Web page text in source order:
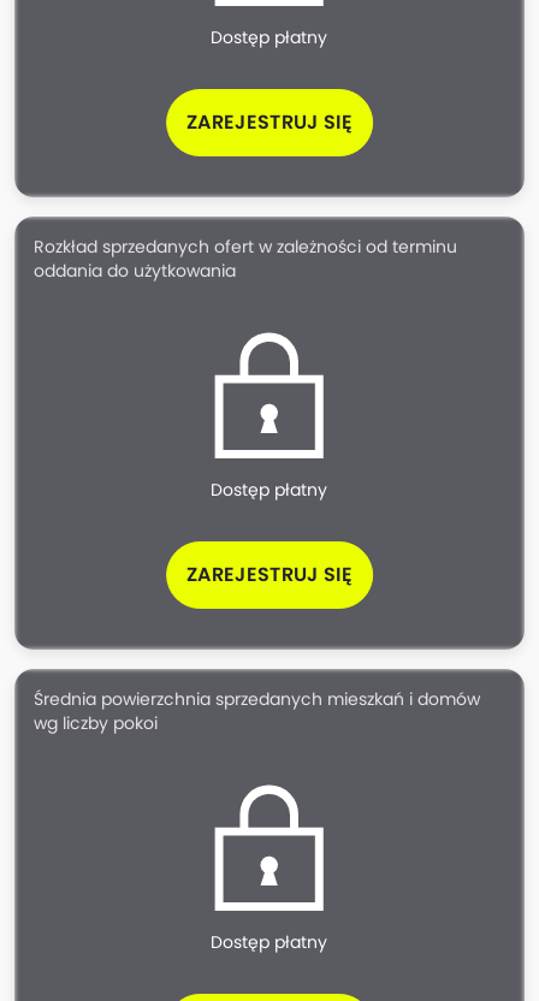
Dostęp płatny
ZAREJESTRUJ SIĘ
Rozkład sprzedanych ofert w zależności od terminu
oddania do użytkowania
Dostęp płatny
ZAREJESTRUJ SIĘ
Średnia powierzchnia sprzedanych mieszkań i domów
wg liczby pokoi
Dostęp płatny